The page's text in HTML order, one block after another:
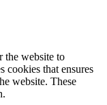
the website to
cookies that ensures
website. These